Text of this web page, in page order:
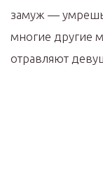
замуж —
многие другие
отравляют